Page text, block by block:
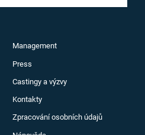
Management
Press
Castingy a výzvy
Kontakty
Zpracování osobních údajů